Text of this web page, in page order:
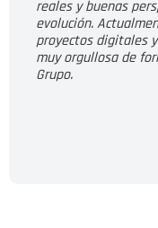
reales y buenas
evolución.
proyectos digitales
muy orgullosa de
Grupo.